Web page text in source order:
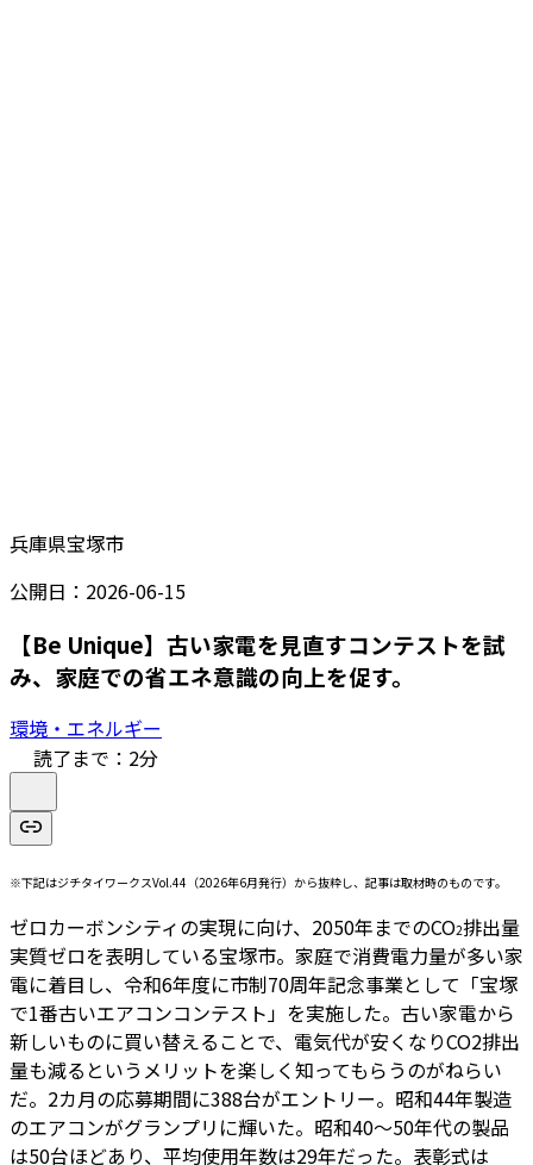
兵庫県宝塚市
公開日： 2026-06-15
【Be Unique】古い家電を見直すコンテストを試
み、家庭での省エネ意識の向上を促す。
環境・エネルギー
読了まで： 2分
※下記はジチタイワークスVol.44（2026年6月発行）から抜粋し、記事は取材時のものです。
ゼロカーボンシティの実現に向け、2050年までのCO2排出量
実質ゼロを表明している宝塚市。家庭で消費電力量が多い家
電に着目し、令和6年度に市制70周年記念事業として「宝塚
で1番古いエアコンコンテスト」を実施した。古い家電から
新しいものに買い替えることで、電気代が安くなりCO2排出
量も減るというメリットを楽しく知ってもらうのがねらい
だ。2カ月の応募期間に388台がエントリー。昭和44年製造
のエアコンがグランプリに輝いた。昭和40～50年代の製品
は50台ほどあり、平均使用年数は29年だった。表彰式は